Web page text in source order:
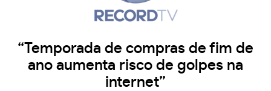
“Temporada de compras de fim de
ano aumenta risco de golpes na
internet”